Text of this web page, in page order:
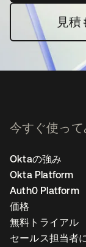
見
今すぐ使って
Oktaの強み
Okta Platform
Auth0 Platform
価格
無料トライアル
セールス担当者